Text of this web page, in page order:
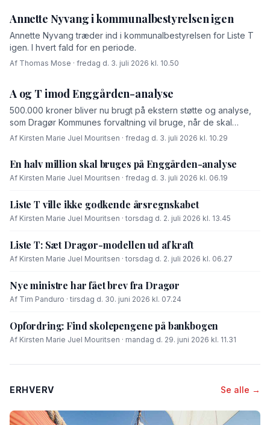
Annette Nyvang i kommunalbestyrelsen igen
Annette Nyvang træder ind i kommunalbestyrelsen for Liste T
igen. I hvert fald for en periode.
Af Thomas Mose · fredag d. 3. juli 2026 kl. 10.50
A og T imod Enggården-analyse
500.000 kroner bliver nu brugt på ekstern støtte og analyse,
som Dragør Kommunes forvaltning vil bruge, når de skal
forhandle med OK-fonden om en driftsoverenskomst for
Af Kirsten Marie Juel Mouritsen · fredag d. 3. juli 2026 kl. 10.29
En halv million skal bruges på Enggården-analyse
Af Kirsten Marie Juel Mouritsen · fredag d. 3. juli 2026 kl. 06.19
Liste T ville ikke godkende årsregnskabet
Af Kirsten Marie Juel Mouritsen · torsdag d. 2. juli 2026 kl. 13.45
Liste T: Sæt Dragør-modellen ud af kraft
Af Kirsten Marie Juel Mouritsen · torsdag d. 2. juli 2026 kl. 06.27
Nye ministre har fået brev fra Dragør
Af Tim Panduro · tirsdag d. 30. juni 2026 kl. 07.24
Opfordring: Find skolepengene på bankbogen
Af Kirsten Marie Juel Mouritsen · mandag d. 29. juni 2026 kl. 11.31
ERHVERV Se alle →